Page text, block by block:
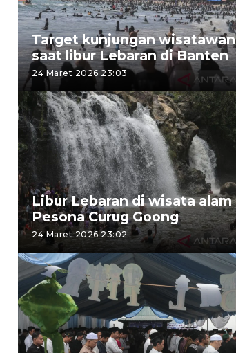
Target kunjungan wisatawan
saat libur Lebaran di Banten
24 Maret 2026 23:03
Libur Lebaran di wisata alam
Pesona Curug Goong
24 Maret 2026 23:02